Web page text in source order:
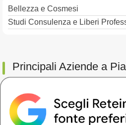
Bellezza e Cosmesi
Studi Consulenza e Liberi
Principali Aziende a